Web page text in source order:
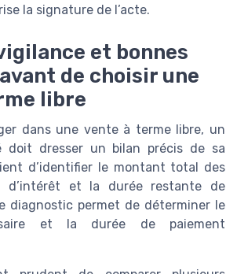
la signature de l’acte.
et bonnes
de choisir une
libre
dans une vente à terme libre, un
doit dresser un bilan précis de sa
d’identifier le montant total des
d’intérêt et la durée restante de
diagnostic permet de déterminer le
et la durée de paiement